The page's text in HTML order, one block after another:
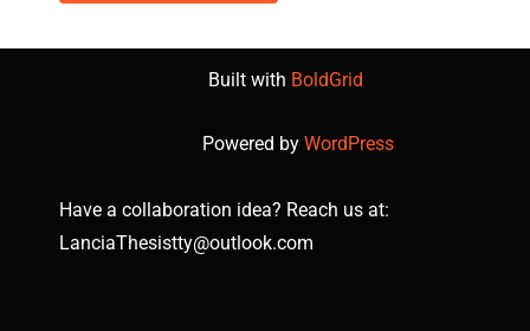
Built with BoldGrid
Powered by WordPress
Have a collaboration idea? Reach us at:
LanciaThesistty@outlook.com